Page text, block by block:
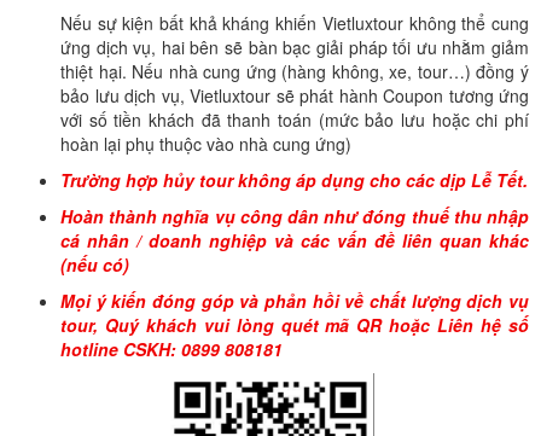
Nếu sự kiện bất khả kháng khiến Vietluxtour không thể cung
ứng dịch vụ, hai bên sẽ bàn bạc giải pháp tối ưu nhằm giảm
thiệt hại. Nếu nhà cung ứng (hàng không, xe, tour…) đồng ý
bảo lưu dịch vụ, Vietluxtour sẽ phát hành Coupon tương ứng
với số tiền khách đã thanh toán (mức bảo lưu hoặc chi phí
hoàn lại phụ thuộc vào nhà cung ứng)
Trường hợp hủy tour không áp dụng cho các dịp Lễ Tết.
Hoàn thành nghĩa vụ công dân như đóng thuế thu nhập
cá nhân / doanh nghiệp và các vấn đề liên quan khác
(nếu có)
Mọi ý kiến đóng góp và phản hồi về chất lượng dịch vụ
tour, Quý khách vui lòng quét mã QR hoặc Liên hệ số
hotline CSKH: 0899 808181